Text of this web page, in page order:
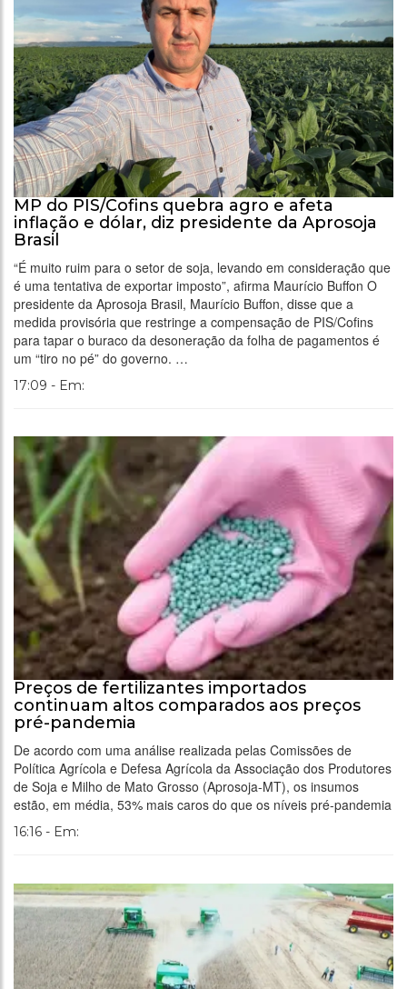
MP do PIS/Cofins quebra agro e afeta
inflação e dólar, diz presidente da Aprosoja
Brasil
“É muito ruim para o setor de soja, levando em consideração que
é uma tentativa de exportar imposto”, afirma Maurício Buffon O
presidente da Aprosoja Brasil, Maurício Buffon, disse que a
medida provisória que restringe a compensação de PIS/Cofins
para tapar o buraco da desoneração da folha de pagamentos é
um “tiro no pé” do governo. …
17:09 - Em:
Preços de fertilizantes importados
continuam altos comparados aos preços
pré-pandemia
De acordo com uma análise realizada pelas Comissões de
Política Agrícola e Defesa Agrícola da Associação dos Produtores
de Soja e Milho de Mato Grosso (Aprosoja-MT), os insumos
estão, em média, 53% mais caros do que os níveis pré-pandemia
16:16 - Em: